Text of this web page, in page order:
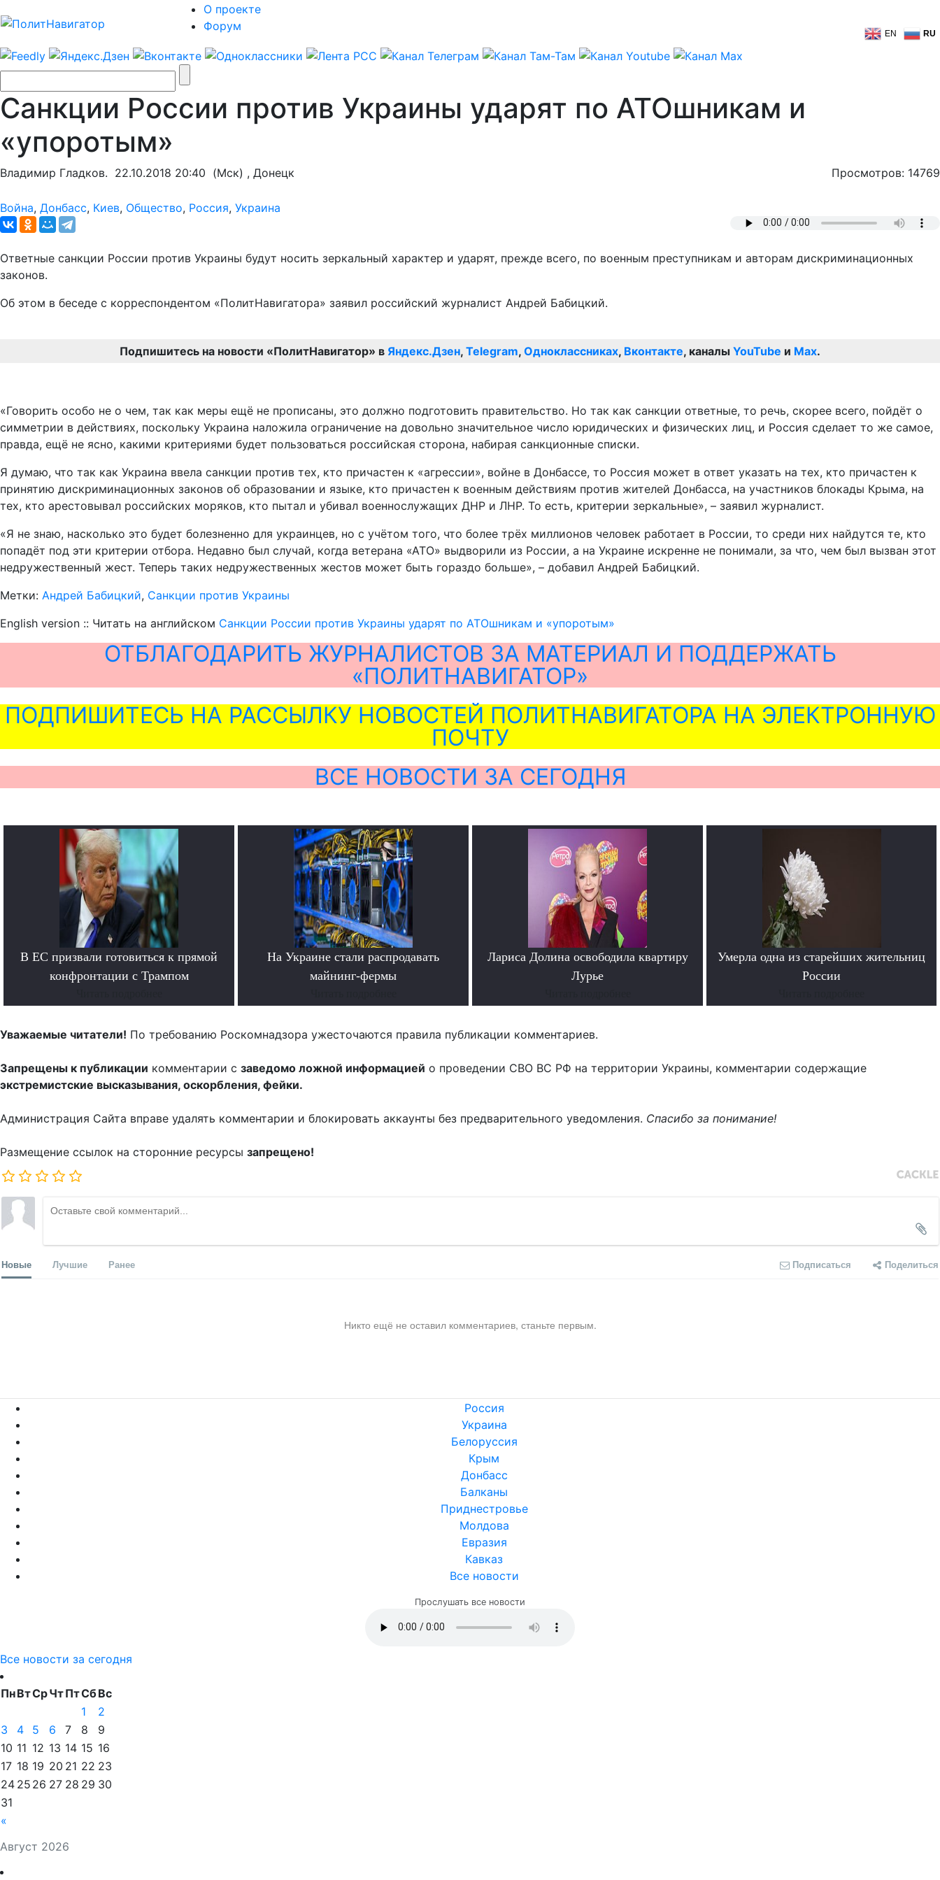
О проекте
Форум
EN RU
Санкции России против Украины ударят по АТОшникам и
«упоротым»
Владимир Гладков. 22.10.2018 20:40 (Мск) , Донецк Просмотров: 14769
Война, Донбасс, Киев, Общество, Россия, Украина
Ответные санкции России против Украины будут носить зеркальный характер и ударят, прежде всего, по военным преступникам и авторам дискриминационных
законов.
Об этом в беседе с корреспондентом «ПолитНавигатора» заявил российский журналист Андрей Бабицкий.
Подпишитесь на новости «ПолитНавигатор» в Яндекс.Дзен, Telegram, Одноклассниках, Вконтакте, каналы YouTube и Max.
«Говорить особо не о чем, так как меры ещё не прописаны, это должно подготовить правительство. Но так как санкции ответные, то речь, скорее всего, пойдёт о
симметрии в действиях, поскольку Украина наложила ограничение на довольно значительное число юридических и физических лиц, и Россия сделает то же самое,
правда, ещё не ясно, какими критериями будет пользоваться российская сторона, набирая санкционные списки.
Я думаю, что так как Украина ввела санкции против тех, кто причастен к «агрессии», войне в Донбассе, то Россия может в ответ указать на тех, кто причастен к
принятию дискриминационных законов об образовании и языке, кто причастен к военным действиям против жителей Донбасса, на участников блокады Крыма, на
тех, кто арестовывал российских моряков, кто пытал и убивал военнослужащих ДНР и ЛНР. То есть, критерии зеркальные», – заявил журналист.
«Я не знаю, насколько это будет болезненно для украинцев, но с учётом того, что более трёх миллионов человек работает в России, то среди них найдутся те, кто
попадёт под эти критерии отбора. Недавно был случай, когда ветерана «АТО» выдворили из России, а на Украине искренне не понимали, за что, чем был вызван этот
недружественный жест. Теперь таких недружественных жестов может быть гораздо больше», – добавил Андрей Бабицкий.
Метки: Андрей Бабицкий, Санкции против Украины
English version :: Читать на английском Санкции России против Украины ударят по АТОшникам и «упоротым»
ОТБЛАГОДАРИТЬ ЖУРНАЛИСТОВ ЗА МАТЕРИАЛ И ПОДДЕРЖАТЬ
«ПОЛИТНАВИГАТОР»
ПОДПИШИТЕСЬ НА РАССЫЛКУ НОВОСТЕЙ ПОЛИТНАВИГАТОРА НА ЭЛЕКТРОННУЮ
ПОЧТУ
ВСЕ НОВОСТИ ЗА СЕГОДНЯ
В ЕС призвали готовиться к прямой
конфронтации с Трампом
На Украине стали распродавать
майнинг-фермы
Лариса Долина освободила квартиру
Лурье
Умерла одна из старейших жительниц
России
Уважаемые читатели! По требованию Роскомнадзора ужесточаются правила публикации комментариев.
Запрещены к публикации комментарии с заведомо ложной информацией о проведении СВО ВС РФ на территории Украины, комментарии содержащие
экстремистские высказывания, оскорбления, фейки.
Администрация Сайта вправе удалять комментарии и блокировать аккаунты без предварительного уведомления. Спасибо за понимание!
Размещение ссылок на сторонние ресурсы запрещено!
Новые Лучшие Ранее Подписаться Поделиться
Никто ещё не оставил комментариев, станьте первым.
Россия
Украина
Белоруссия
Крым
Донбасс
Балканы
Приднестровье
Молдова
Евразия
Кавказ
Все новости
Прослушать все новости
Все новости за сегодня
Август 2026
ПнВтСрЧтПтСбВс
«
1
2
3
4 5 6 7 8
9
10 11 12 13 14 15 16
17 18 19 20 21 22 23
24 25 26 27 28 29 30
31